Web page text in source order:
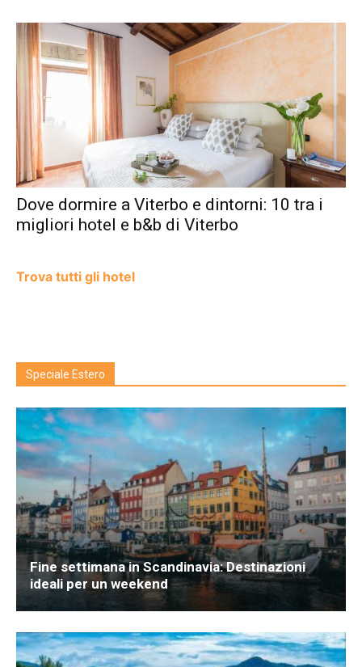
Dove dormire a Viterbo e dintorni: 10 tra i
migliori hotel e b&b di Viterbo
Trova tutti gli hotel
Speciale Estero
Fine settimana in Scandinavia: Destinazioni
ideali per un weekend